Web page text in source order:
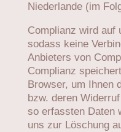
Niederlande (im
Complianz wird auf
sodass keine
Anbieters von
Complianz
Browser, um Ihnen
bzw. deren
so erfassten Daten
uns zur Löschung